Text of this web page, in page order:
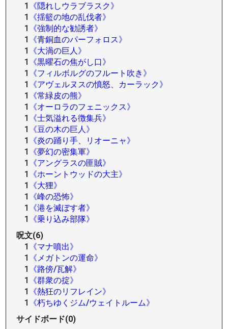
1
《隠れしウラブラスク》
1
《揺籃の地の乱伐者》
1
《強制的な勧誘者》
1
《青銅血のパーフォロス》
1
《大渦の巨人》
1
《黒曜石の焦がし口》
1
《フィルボルグのフルート吹き》
1
《アヴェルヌスの憤怒、カーラック》
1
《常緑皮の熊》
1
《オーロラのフェニックス》
1
《士気溢れる徴集兵》
1
《豆の木の巨人》
1
《炎の踊り手、リオーニャ》
1
《夢幻の密集軍》
1
《アングラスの匪賊》
1
《ホーントウッドの大主》
1
《大狸》
1
《峰の恐怖》
1
《港を滅ぼす者》
1
《乗り込み部隊》
呪文(6)
1
《マナ噴出》
1
《メガトンの運命》
1
《路傍/瓦解》
1
《群衆の掟》
1
《熱狂のリフレイン》
1
《朽ちゆくジム/ウェイトルーム》
サイドボード(0)